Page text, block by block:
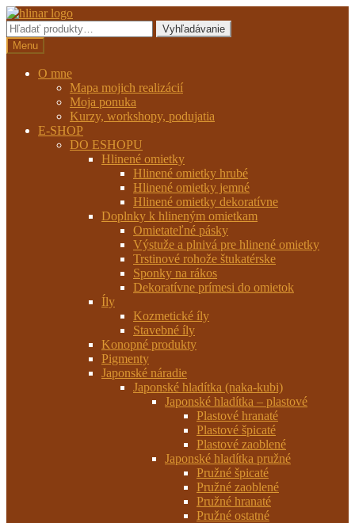
Preskočiť
na
navigáciu
Preskočiť
na
obsah
Hľadať:
Vyhľadávanie
Menu
O mne
Mapa mojich realizácií
Moja ponuka
Kurzy, workshopy, podujatia
E-SHOP
DO ESHOPU
Hlinené omietky
Hlinené omietky hrubé
Hlinené omietky jemné
Hlinené omietky dekoratívne
Doplnky k hlineným omietkam
Omietateľné pásky
Výstuže a plnivá pre hlinené omietky
Trstinové rohože štukatérske
Sponky na rákos
Dekoratívne prímesi do omietok
Íly
Kozmetické íly
Stavebné íly
Konopné produkty
Pigmenty
Japonské náradie
Japonské hladítka (naka-kubi)
Japonské hladítka – plastové
Plastové hranaté
Plastové špicaté
Plastové zaoblené
Japonské hladítka pružné
Pružné špicaté
Pružné zaoblené
Pružné hranaté
Pružné ostatné